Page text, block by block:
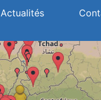
Actualités